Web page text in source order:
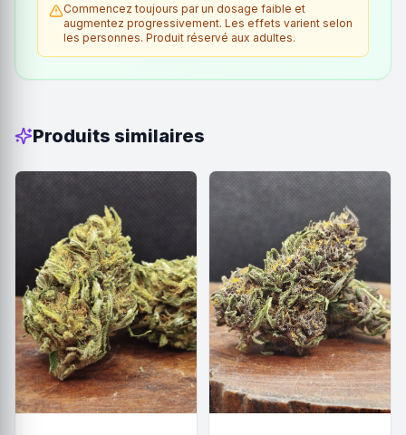
Commencez toujours par un dosage faible et
augmentez progressivement. Les effets varient selon
les personnes. Produit réservé aux adultes.
Produits similaires